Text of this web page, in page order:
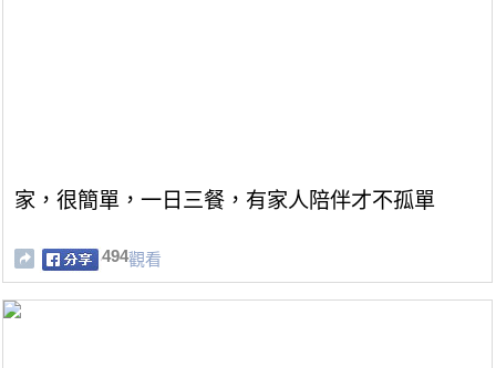
家，很簡單，一日三餐，有家人陪伴才不孤單
494觀看